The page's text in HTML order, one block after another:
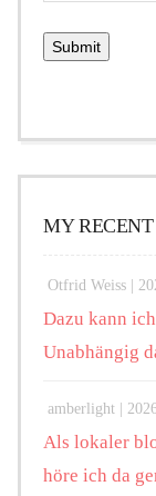
MY
Otfrid Weiss |
Dazu kann
Unabhängig
amberlight |
Als lokaler
höre ich da